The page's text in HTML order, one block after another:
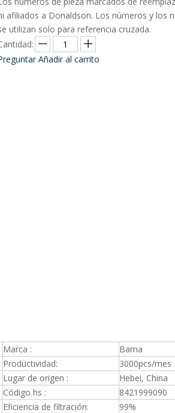
afiliados a Donaldson. Los números y los
utilizan solo para referencia cruzada.
Añadir al carrito
Marca :
Bama
Productividad:
3000pcs/mes
Lugar de origen :
Hebei, China
Código hs :
8421999090
Eficiencia de filtración: 99%